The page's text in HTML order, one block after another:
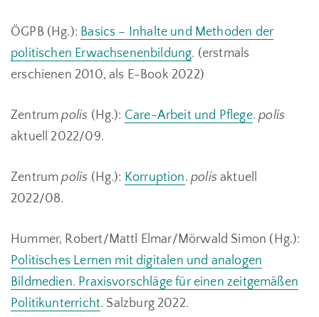
ÖGPB (Hg.): Basics – Inhalte und Methoden der
politischen Erwachsenenbildung. (erstmals
erschienen 2010, als E-Book 2022)
Zentrumpolis (Hg.): Care-Arbeit und Pflege.polis
aktuell 2022/09.
Zentrumpolis (Hg.): Korruption. polisaktuell
2022/08.
Hummer, Robert/Mattl Elmar/Mörwald Simon (Hg.):
Politisches Lernen mit digitalen und analogen
Bildmedien. Praxisvorschläge für einen zeitgemäßen
Politikunterricht. Salzburg 2022.